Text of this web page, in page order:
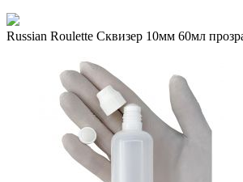
Russian Roulette Сквизер 10мм 60мл